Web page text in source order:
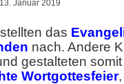
Januar 2019
das
nach. Andere
gestalteten
Wortgottesfeier